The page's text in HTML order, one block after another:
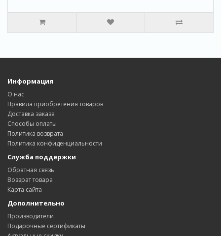
Информация
О нас
Правила приобретения товаров
Доставка заказa
Способы оплаты
Политика возвратa
Политика конфиденциальности
Служба поддержки
Обратная связь
Возврат товара
Карта сайта
Дополнительно
Производители
Подарочные сертификаты